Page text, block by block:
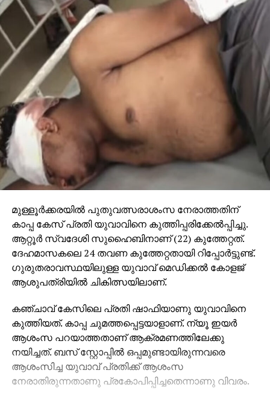
മുള്ളൂർക്കരയിൽ പുതുവത്സരാശംസ നേരാത്തതിന്
കാപ്പ കേസ് പ്രതി യുവാവിനെ കുത്തിപ്പരിക്കേല്‍പ്പിച്ചു.
ആറ്റൂർ സ്വദേശി സുഹൈബിനാണ് (22) കുത്തേറ്റത്.
ദേഹമാസകലെ 24 തവണ കുത്തേറ്റതായി റിപ്പോര്‍ട്ടുണ്ട്.
ഗുരുതരാവസ്ഥയിലുള്ള യുവാവ് മെഡിക്കൽ കോളജ്
ആശുപത്രിയിൽ ചികിത്സയിലാണ്.
കഞ്ചാവ് കേസിലെ പ്രതി ഷാഫിയാണു യുവാവിനെ
കുത്തിയത്. കാപ്പ ചുമത്തപ്പെട്ടയാളാണ്. ന്യൂ ഇയർ
ആശംസ പറയാത്തതാണ് ആക്രമണത്തിലേക്കു
നയിച്ചത്. ബസ് സ്റ്റോപ്പിൽ ഒപ്പമുണ്ടായിരുന്നവരെ
ആശംസിച്ച യുവാവ് പ്രതിക്ക് ആശംസ
നേരാതിരുന്നതാണു പ്രകോപിപ്പിച്ചതെന്നാണു വിവരം.